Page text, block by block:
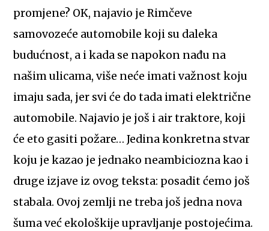
promjene? OK, najavio je Rimčeve
samovozeće automobile koji su daleka
budućnost, a i kada se napokon nađu na
našim ulicama, više neće imati važnost koju
imaju sada, jer svi će do tada imati električne
automobile. Najavio je još i air traktore, koji
će eto gasiti požare… Jedina konkretna stvar
koju je kazao je jednako neambiciozna kao i
druge izjave iz ovog teksta: posadit ćemo još
stabala. Ovoj zemlji ne treba još jedna nova
šuma već ekološkije upravljanje postojećima.